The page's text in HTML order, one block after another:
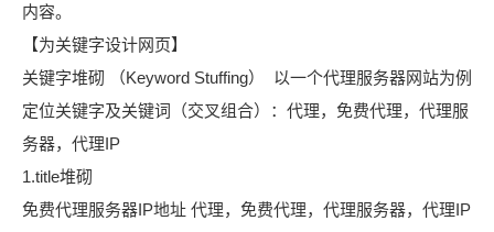
内容。
【为关键字设计网页】
关键字堆砌 （Keyword Stuffing） 以一个代理服务器网站为例
定位关键字及关键词（交叉组合）：代理，免费代理，代理服
务器，代理IP
1.title堆砌
免费代理服务器IP地址 代理，免费代理，代理服务器，代理IP